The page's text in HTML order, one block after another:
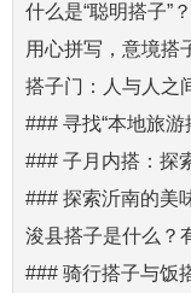
什么是“聪明搭子”
用心拼写，意境搭
搭子门：人与人之
### 寻找“本地旅
### 子月内搭：探
### 探索沂南的
浚县搭子是什么？
### 骑行搭子与饭